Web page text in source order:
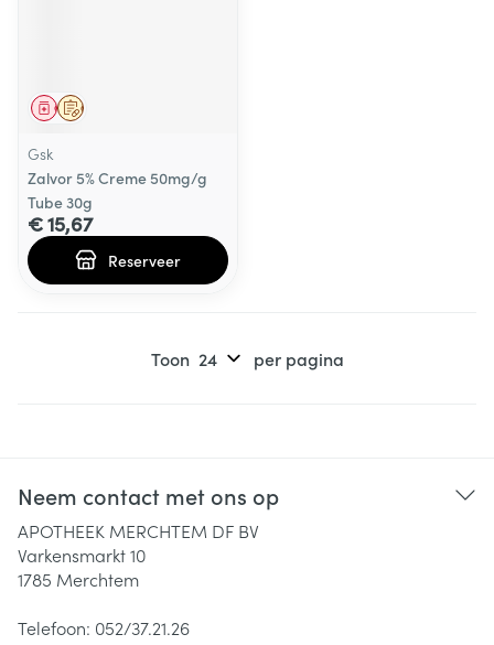
Op voorschrift
Geneesmiddel
Gsk
Zalvor 5% Creme 50mg/g
Tube 30g
€ 15,67
Reserveer
Toon per pagina
Neem contact met ons op
APOTHEEK MERCHTEM DF BV
Varkensmarkt 10
1785 Merchtem
Telefoon: 052/37.21.26